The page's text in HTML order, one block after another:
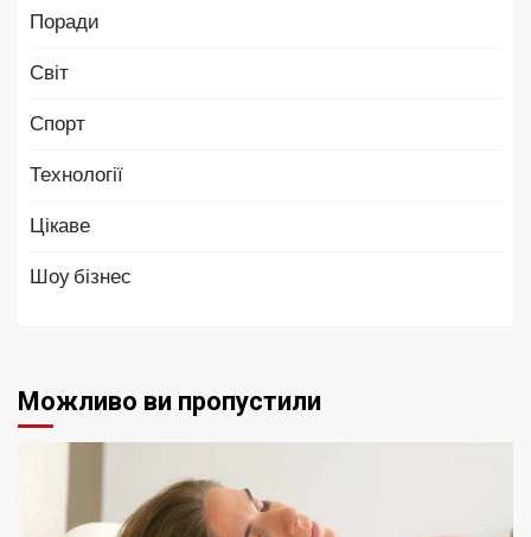
Поради
Світ
Спорт
Технології
Цікаве
Шоу бізнес
Можливо ви пропустили